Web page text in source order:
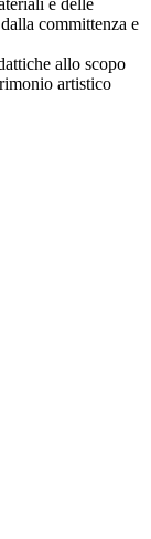
e delle
committenza e
allo scopo
artistico